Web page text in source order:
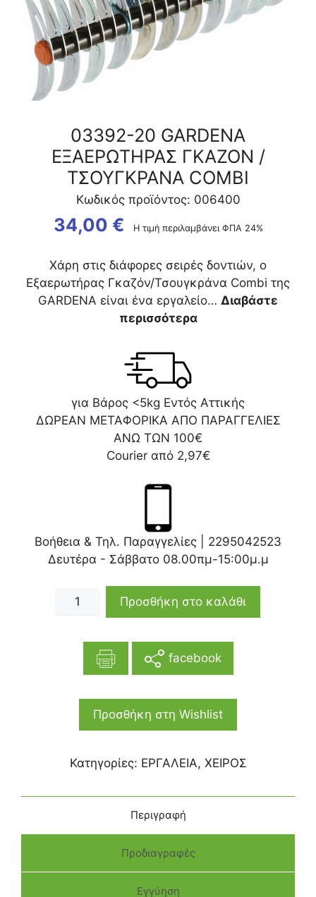
03392-20 GARDENA
ΕΞΑΕΡΩΤΗΡΑΣ ΓΚΑΖΟΝ /
ΤΣΟΥΓΚΡΑΝΑ COMBI
Κωδικός προϊόντος: 006400
34,00 € Η τιμή περιλαμβάνει ΦΠΑ 24%
Χάρη στις διάφορες σειρές δοντιών, ο
Εξαερωτήρας Γκαζόν/Τσουγκράνα Combi της
GARDENA είναι ένα εργαλείο… Διαβάστε
περισσότερα
για Βάρος <5kg Εντός Αττικής
ΔΩΡΕΑΝ ΜΕΤΑΦΟΡΙΚΑ ΑΠΟ ΠΑΡΑΓΓΕΛΙΕΣ
ΑΝΩ ΤΩΝ 100€
Courier από 2,97€
Βοήθεια & Τηλ. Παραγγελίες | 2295042523
Δευτέρα - Σάββατο 08.00πμ-15:00μ.μ
ΤΣΟΥΓΚΡΑΝΑ
COMBI
ποσότητα
Προσθήκη στο καλάθι
facebook
Προσθήκη στη Wishlist
Κατηγορίες: ΕΡΓΑΛΕΙΑ, ΧΕΙΡΟΣ
Περιγραφή
Προδιαγραφές
Εγγύηση